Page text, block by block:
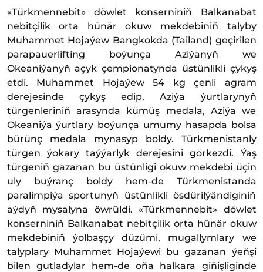
«Türkmennebit» döwlet konserniniň Balkanabat
nebitçilik orta hünär okuw mekdebiniň talyby
Muhammet Hojaýew Bangkokda (Tailand) geçirilen
parapauerlifting boýunça Aziýanyň we
Okeaniýanyň açyk çempionatynda üstünlikli çykyş
etdi. Muhammet Hojaýew 54 kg çenli agram
derejesinde çykyş edip, Aziýa ýurtlarynyň
türgenleriniň arasynda kümüş medala, Aziýa we
Okeaniýa ýurtlary boýunça umumy hasapda bolsa
bürünç medala mynasyp boldy. Türkmenistanly
türgen ýokary taýýarlyk derejesini görkezdi. Ýaş
türgeniň gazanan bu üstünligi okuw mekdebi üçin
uly buýranç boldy hem-de Türkmenistanda
paralimpiýa sportunyň üstünlikli ösdürilýändiginiň
aýdyň mysalyna öwrüldi. «Türkmennebit» döwlet
konserniniň Balkanabat nebitçilik orta hünär okuw
mekdebiniň ýolbaşçy düzümi, mugallymlary we
talyplary Muhammet Hojaýewi bu gazanan ýeňşi
bilen gutladylar hem-de oňa halkara giňişliginde